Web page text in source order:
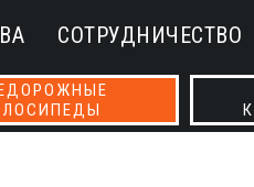
СОТРУДНИЧЕСТВО